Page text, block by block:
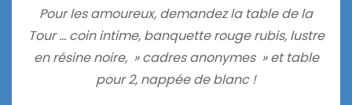
Pour les amoureux, demandez la table de la
Tour … coin intime, banquette rouge rubis, lustre
en résine noire, » cadres anonymes » et table
pour 2, nappée de blanc !